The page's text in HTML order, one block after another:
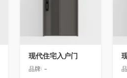
现代住宅入户门
品牌: -